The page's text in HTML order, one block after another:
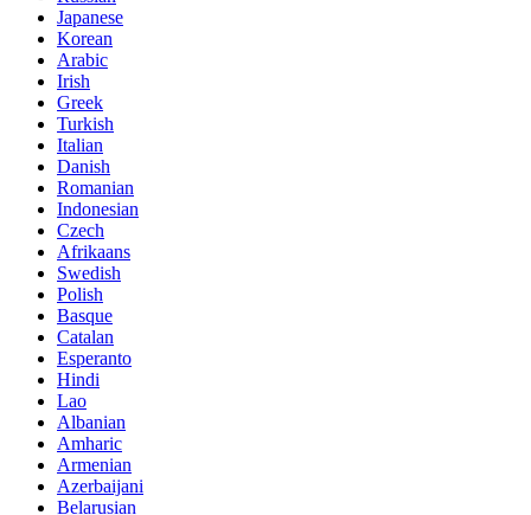
Japanese
Korean
Arabic
Irish
Greek
Turkish
Italian
Danish
Romanian
Indonesian
Czech
Afrikaans
Swedish
Polish
Basque
Catalan
Esperanto
Hindi
Lao
Albanian
Amharic
Armenian
Azerbaijani
Belarusian